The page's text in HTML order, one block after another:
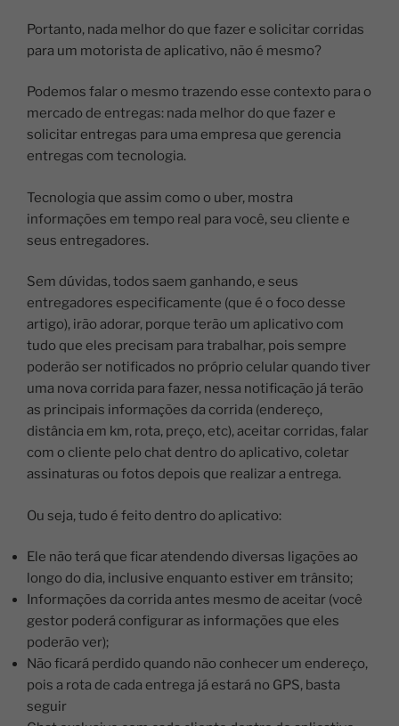
Portanto, nada melhor do que fazer e solicitar corridas
para um motorista de aplicativo, não é mesmo?
Podemos falar o mesmo trazendo esse contexto para o
mercado de entregas: nada melhor do que fazer e
solicitar entregas para uma empresa que gerencia
entregas com tecnologia.
Tecnologia que assim como o uber, mostra
informações em tempo real para você, seu cliente e
seus entregadores.
Sem dúvidas, todos saem ganhando, e seus
entregadores especificamente (que é o foco desse
artigo), irão adorar, porque terão um aplicativo com
tudo que eles precisam para trabalhar, pois sempre
poderão ser notificados no próprio celular quando tiver
uma nova corrida para fazer, nessa notificação já terão
as principais informações da corrida (endereço,
distância em km, rota, preço, etc), aceitar corridas, falar
com o cliente pelo chat dentro do aplicativo, coletar
assinaturas ou fotos depois que realizar a entrega.
Ou seja, tudo é feito dentro do aplicativo:
Ele não terá que ficar atendendo diversas ligações ao
longo do dia, inclusive enquanto estiver em trânsito;
Informações da corrida antes mesmo de aceitar (você
gestor poderá configurar as informações que eles
poderão ver);
Não ficará perdido quando não conhecer um endereço,
pois a rota de cada entrega já estará no GPS, basta
seguir